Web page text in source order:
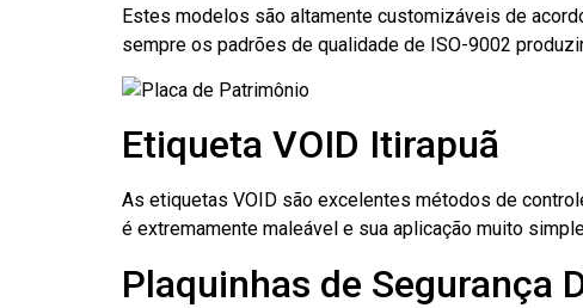
Estes modelos são altamente customizáveis de
sempre os padrões de qualidade de ISO-9002
Etiqueta VOID Itirapuã
As etiquetas VOID são excelentes métodos de
é extremamente maleável e sua aplicação muito
Plaquinhas de Segurança